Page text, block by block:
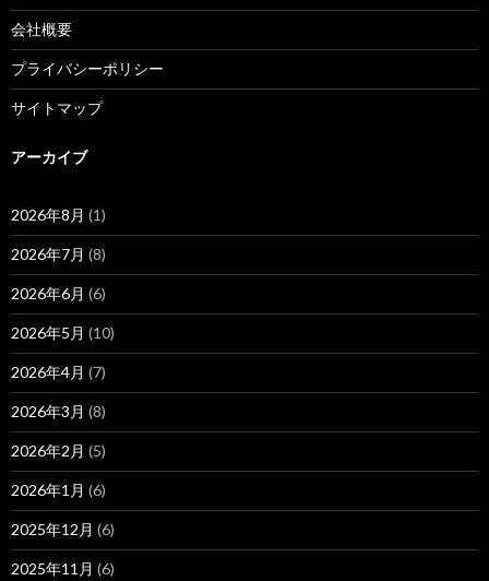
会社概要
プライバシーポリシー
サイトマップ
アーカイブ
2026年8月 (1)
2026年7月 (8)
2026年6月 (6)
2026年5月 (10)
2026年4月 (7)
2026年3月 (8)
2026年2月 (5)
2026年1月 (6)
2025年12月 (6)
2025年11月 (6)